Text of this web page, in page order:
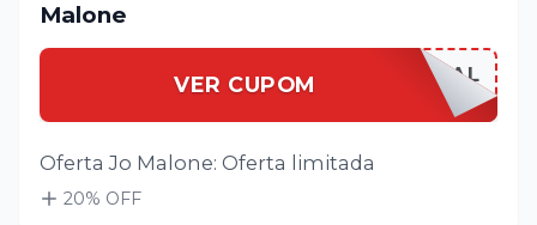
Malone
VER CUPOMJOMALOESPECIAL
Oferta Jo Malone: Oferta limitada
20% OFF